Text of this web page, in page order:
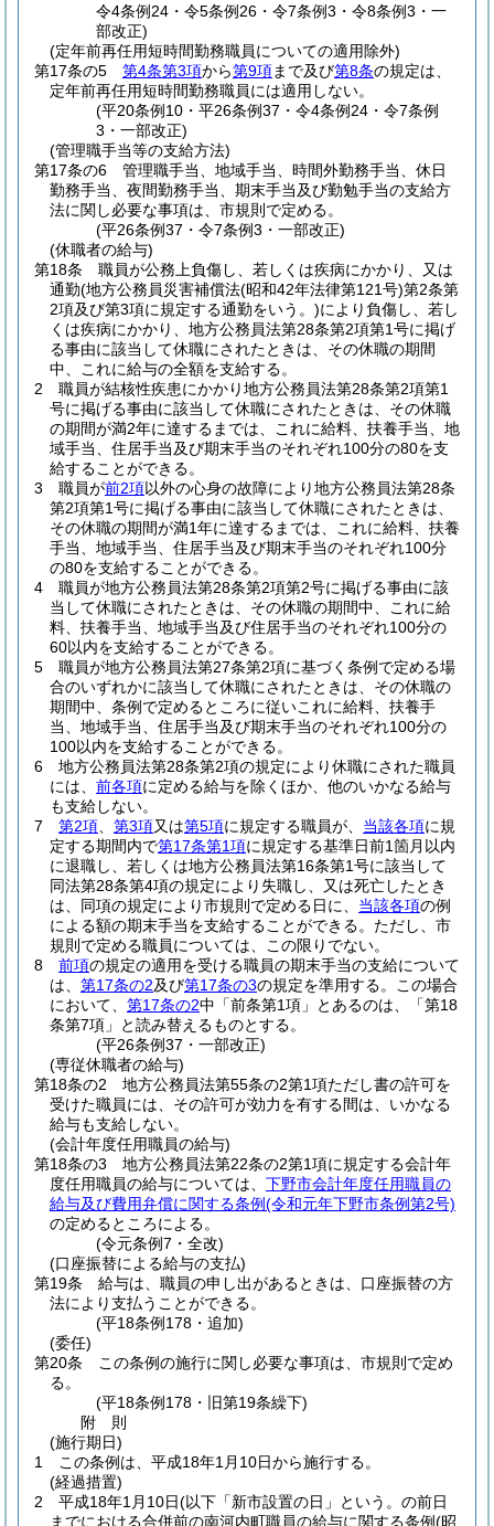
令4条例24・令5条例26・令7条例3・令8条例3・一
部改正)
(定年前再任用短時間勤務職員についての適用除外)
第17条の5
第4条第3項から第9項まで及び第8条の規定は、
定年前再任用短時間勤務職員には適用しない。
(平20条例10・平26条例37・令4条例24・令7条例
3・一部改正)
(管理職手当等の支給方法)
第17条の6
管理職手当、地域手当、時間外勤務手当、休日
勤務手当、夜間勤務手当、期末手当及び勤勉手当の支給方
法に関し必要な事項は、市規則で定める。
(平26条例37・令7条例3・一部改正)
(休職者の給与)
第18条
職員が公務上負傷し、若しくは疾病にかかり、又は
通勤(地方公務員災害補償法(昭和42年法律第121号)第2条第
2項及び第3項に規定する通勤をいう。)により負傷し、若し
くは疾病にかかり、地方公務員法第28条第2項第1号に掲げ
る事由に該当して休職にされたときは、その休職の期間
中、これに給与の全額を支給する。
2
職員が結核性疾患にかかり地方公務員法第28条第2項第1
号に掲げる事由に該当して休職にされたときは、その休職
の期間が満2年に達するまでは、これに給料、扶養手当、地
域手当、住居手当及び期末手当のそれぞれ100分の80を支
給することができる。
3
職員が前2項以外の心身の故障により地方公務員法第28条
第2項第1号に掲げる事由に該当して休職にされたときは、
その休職の期間が満1年に達するまでは、これに給料、扶養
手当、地域手当、住居手当及び期末手当のそれぞれ100分
の80を支給することができる。
4
職員が地方公務員法第28条第2項第2号に掲げる事由に該
当して休職にされたときは、その休職の期間中、これに給
料、扶養手当、地域手当及び住居手当のそれぞれ100分の
60以内を支給することができる。
5
職員が地方公務員法第27条第2項に基づく条例で定める場
合のいずれかに該当して休職にされたときは、その休職の
期間中、条例で定めるところに従いこれに給料、扶養手
当、地域手当、住居手当及び期末手当のそれぞれ100分の
100以内を支給することができる。
6
地方公務員法第28条第2項の規定により休職にされた職員
には、 前各項に定める給与を除くほか、他のいかなる給与
も支給しない。
7
第2項 第3項又は第5項に規定する職員が、 当該各項に規
定する期間内で第17条第1項に規定する基準日前1箇月以内
に退職し、若しくは地方公務員法第16条第1号に該当して
同法第28条第4項の規定により失職し、又は死亡したとき
は、同項の規定により市規則で定める日に、 当該各項の例
による額の期末手当を支給することができる。 ただし、市
規則で定める職員については、この限りでない。
8
前項の規定の適用を受ける職員の期末手当の支給について
は、 第17条の2及び第17条の3の規定を準用する。
この場合
において、 第17条の2中「前条第1項」とあるのは、「第18
条第7項」と読み替えるものとする。
(平26条例37・一部改正)
(専従休職者の給与)
第18条の2
地方公務員法第55条の2第1項ただし書の許可を
受けた職員には、その許可が効力を有する間は、いかなる
給与も支給しない。
(会計年度任用職員の給与)
第18条の3
地方公務員法第22条の2第1項に規定する会計年
度任用職員の給与については、 下野市会計年度任用職員の
給与及び費用弁償に関する条例(令和元年下野市条例第2号)
の定めるところによる。
(令元条例7・全改)
(口座振替による給与の支払)
第19条
給与は、職員の申し出があるときは、口座振替の方
法により支払うことができる。
(平18条例178・追加)
(委任)
第20条
この条例の施行に関し必要な事項は、市規則で定め
る。
(平18条例178・旧第19条繰下)
附 則
(施行期日)
1
この条例は、平成18年1月10日から施行する。
(経過措置)
2
平成18年1月10日(以下「新市設置の日」という。の前日
までにおける合併前の南河内町職員の給与に関する条例(昭